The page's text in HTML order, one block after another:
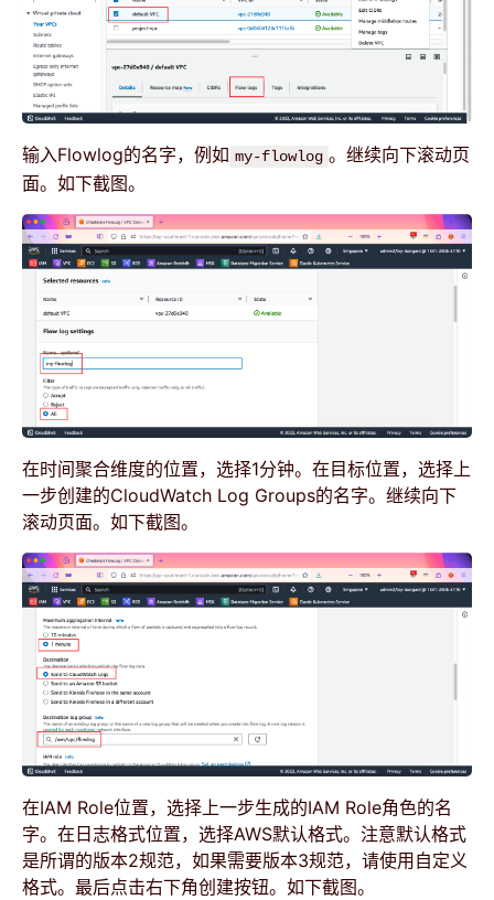
输入Flowlog的名字，例如 my-flowlog 。继续向下滚动页
面。如下截图。
在时间聚合维度的位置，选择1分钟。在目标位置，选择上
一步创建的CloudWatch Log Groups的名字。继续向下
滚动页面。如下截图。
在IAM Role位置，选择上一步生成的IAM Role角色的名
字。在日志格式位置，选择AWS默认格式。注意默认格式
是所谓的版本2规范，如果需要版本3规范，请使用自定义
格式。最后点击右下角创建按钮。如下截图。